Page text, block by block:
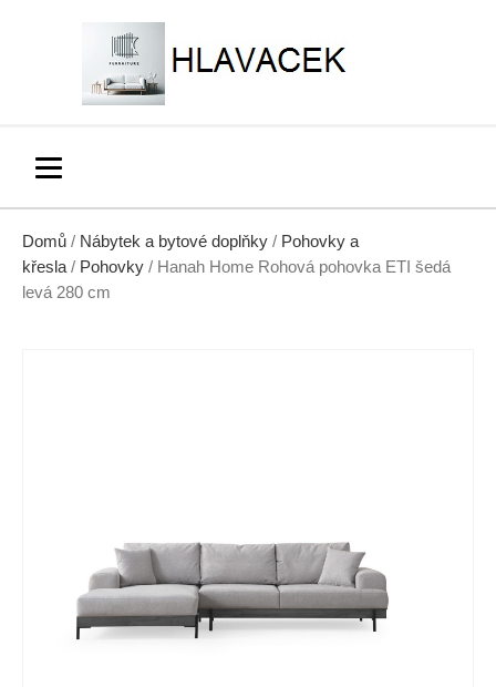
Domů / Nábytek a bytové doplňky / Pohovky a
křesla / Pohovky / Hanah Home Rohová pohovka ETI šedá
levá 280 cm